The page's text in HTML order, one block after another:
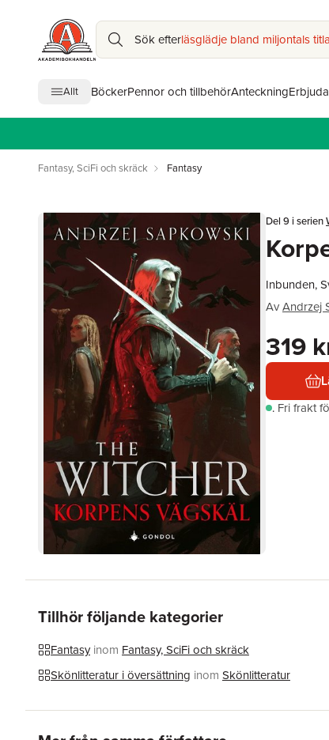
Sök efterläsglädje bland miljontals
Allt BöckerPennor och tillbehörAnteckning
Fantasy, SciFi och skräck Fantasy
Del 9 i serien
Inbunden,
AvAndrzej
319
. Fri frakt
Tillhör följande kategorier
Fantasy inom Fantasy, SciFi och skräck
Skönlitteratur i översättning inom Skönlitteratur